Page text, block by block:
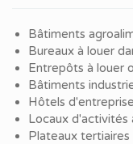
Bâtiments
Bureaux à louer
Entrepôts à louer
Bâtiments
Hôtels
Locaux d'activités
Plateaux